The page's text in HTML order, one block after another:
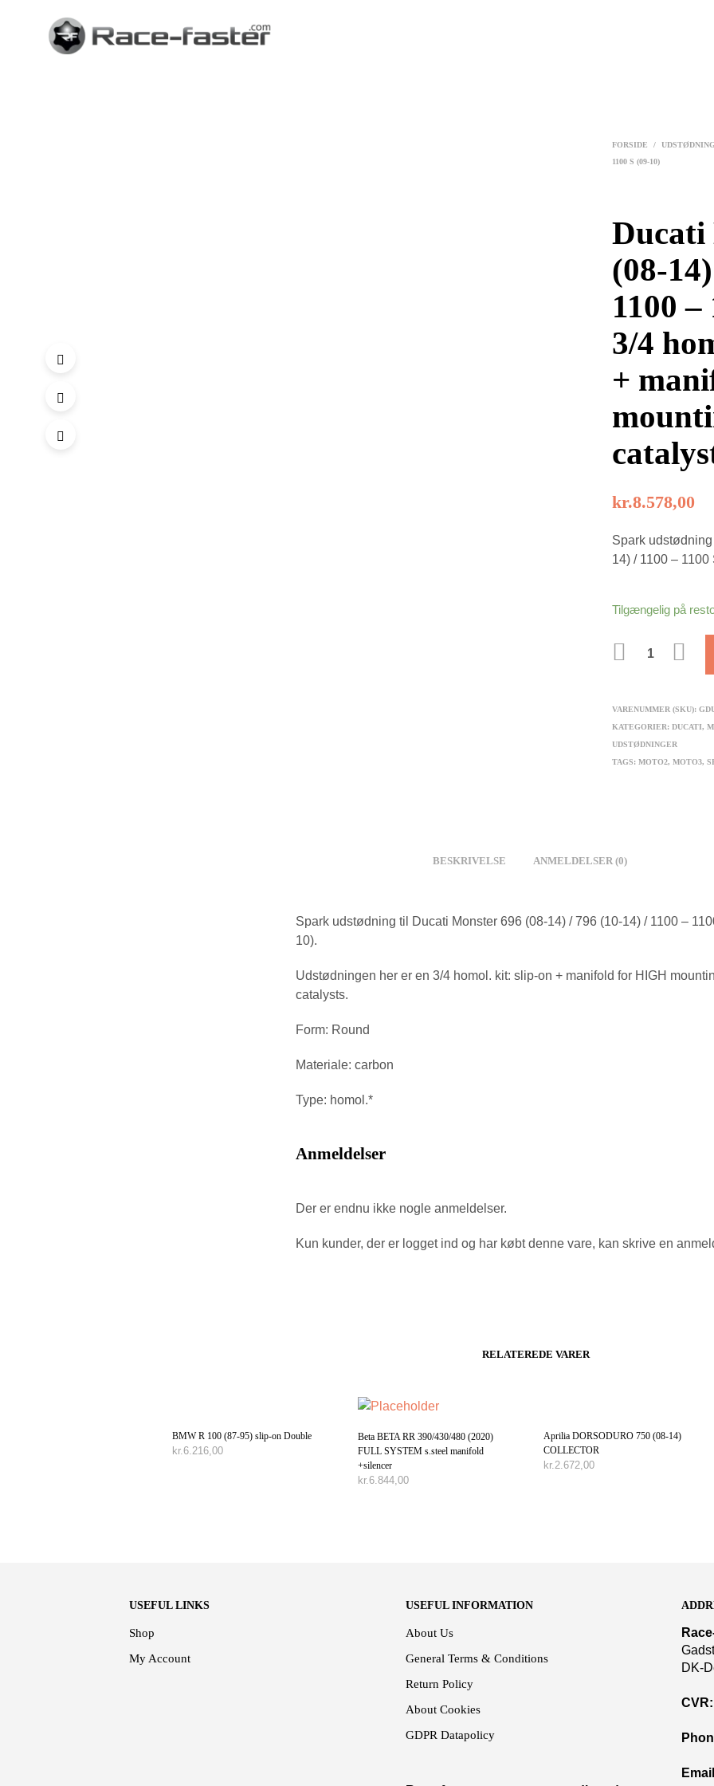
FORSIDE /
1100 S (09-10)
Ducati
(08-
1100 –
3/4
+
kr.8.578,00
Spark
14) / 1100 – 1100
Tilgængelig på
ANTAL
VARENUMMER (SKU):
KATEGORIER:DUCATI,
UDSTØDNINGER
TAGS:MOTO2,MOTO3,
BESKRIVELSE ANMELDELSER (0)
Spark udstødning til Ducati Monster 696 (08-14) / 796 (10-14) / 1100 –
10).
Udstødningen her er en 3/4 homol. kit: slip-on + manifold for HIGH
catalysts.
Form: Round
Materiale: carbon
Type: homol.*
Anmeldelser
Der er endnu ikke nogle anmeldelser.
Kun kunder, der er logget ind og har købt denne vare, kan skrive en
RELATEREDE VARER
BMW R 100 (87-95) slip-on Double
kr.6.216,00
Beta BETA RR 390/430/480 (2020)
FULL SYSTEM s.steel manifold
+silencer
kr. 6.844,00
Aprilia DORSODURO 750 (08-14)
COLLECTOR
kr.2.672,00
USEFUL LINKS
Shop
My Account
USEFUL INFORMATION
About Us
General Terms & Conditions
Return Policy
About Cookies
GDPR Datapolicy
DK-
CVR: